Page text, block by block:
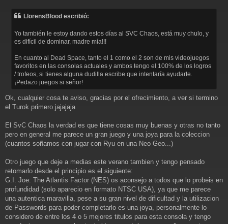
LlorensBlood escribió:
Yo también le estoy dando estos días al SVC Chaos, está muy chulo, y
es difícil de dominar, madre mía!!!
En cuanto al Dead Space, tanto el 1 como el 2 son de mis videojuegos
favoritos en las consolas actuales y ambos tengo el 100% de los logros
/ trofeos, si tienes alguna dudilla escribe que intentaría ayudarte.
¡Pedazo juegos si señor!
Ok, cualquier cosa te aviso, gracias por el ofrecimiento, a ver si termino
el Turok primero jajajaja
El SvC Chaos la verdad es que tiene cosas muy buenas y otras no tanto
pero en general me parece un gran juego y una joya para la coleccion
(cuantos soñamos con jugar con Ryu en una Neo Geo...)
Otro juego que deje a medias este verano tambien y tengo pensado
retomarlo desde el principio es el siguiente:
G.I. Joe: The Atlantis Factor (NES) os aconsejo a todos que lo probeis en
profundidad (solo aparecio en formato NTSC USA), ya que me parece
una autentica maravilla, pese a su gran nivel de dificultad y la utilizacion
de Passwords para poder completarlo es una joya, personalmente lo
considero de entre los 4 o 5 mejores titulos para esta consola y tengo